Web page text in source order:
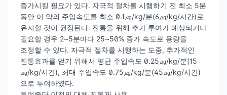
증가시킬 필요가 있다. 자극적 절차를 시행하기 전 최소 5분
동안 이 약의 주입속도를 최소 0.1㎍/kg/분(6㎍/kg/시간)로
유지할 것이 권장된다. 진통을 위해 추가 투여가 예상되거나
필요할 경우 2~5분마다 25~50% 증가 속도로 용량을
조정할 수 있다. 자극적 절차를 시행하는 도중, 추가적인
진통효과를 얻기 위해서 평균 주입속도 0.25㎍/kg/분(15
㎍/kg/시간), 최대 주입속도 0.75㎍/kg/분(45㎍/kg/시간)
으로 투여하였다.